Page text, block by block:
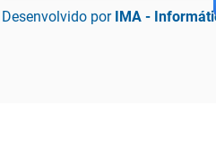
Desenvolvido por IMA -